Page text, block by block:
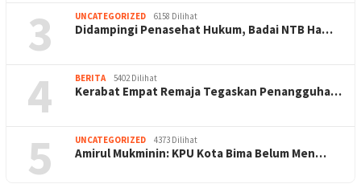
3 UNCATEGORIZED 6158 Dilihat
Didampingi Penasehat Hukum, Badai NTB Ha…
4 BERITA 5402 Dilihat
Kerabat Empat Remaja Tegaskan Penangguha…
5 UNCATEGORIZED 4373 Dilihat
Amirul Mukminin: KPU Kota Bima Belum Men…